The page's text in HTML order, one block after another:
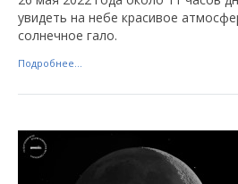
увидеть на небе красивое
солнечное гало.
Подробнее...